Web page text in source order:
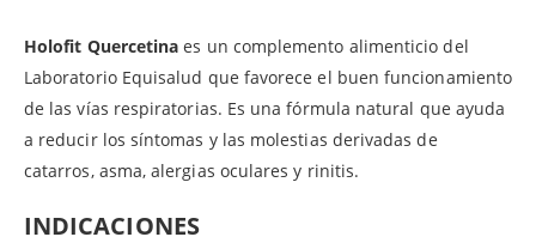
Holofit Quercetinaes un complemento alimenticio del
Laboratorio Equisalud que favorece el buen funcionamiento
de las vías respiratorias. Es una fórmula natural que ayuda
a reducir los síntomas y las molestias derivadas de
catarros, asma, alergias oculares y rinitis.
INDICACIONES